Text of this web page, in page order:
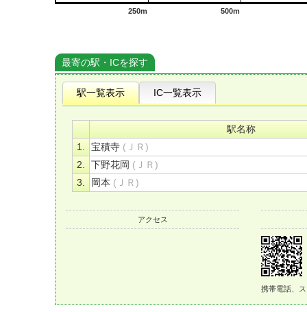
250m 500m
最寄の駅・ICを探す
駅一覧表示 IC一覧表示
駅名称
1.
宝積寺 (ＪＲ)
2.
下野花岡 (ＪＲ)
3.
岡本 (ＪＲ)
アクセス
携帯電話、